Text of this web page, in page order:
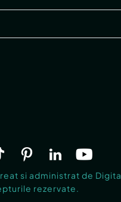
si administrat de
rezervate.